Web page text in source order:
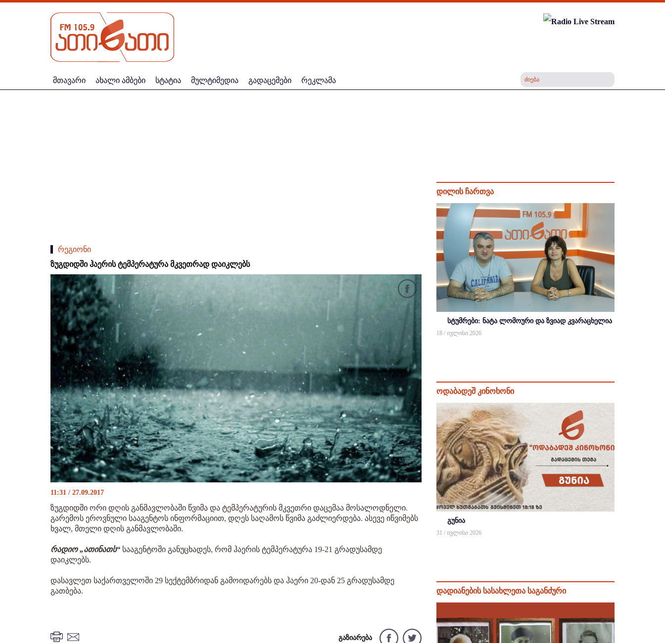
მთავარი ახალი ამბები სტატია მულტიმედია გადაცემები რეკლამა
რეგიონი
ზუგდიდში ჰაერის ტემპერატურა მკვეთრად დაიკლებს
11:31 / 27.09.2017
ზუგდიდში ორი დღის განმავლობაში წვიმა და ტემპერატურის მკვეთრი დაცემაა მოსალოდნელი.
გარემოს ეროვნული სააგენტოს ინფორმაციით, დღეს საღამოს წვიმა გაძლიერდება. ასევე იწვიმებს
ხვალ, მთელი დღის განმავლობაში.
რადიო „ათინათს“ სააგენტოში განუცხადეს, რომ ჰაერის ტემპერატურა 19-21 გრადუსამდე
დაიკლებს.
დასავლეთ საქართველოში 29 სექტემბრიდან გამოიდარებს და ჰაერი 20-დან 25 გრადუსამდე
გათბება.
გაზიარება
დილის ჩართვა
სტუმრები: ნატა ლომოური და ზვიად კვარაცხელია
18 / ივლისი 2026
ოდაბადეშ კინოხონი
გუნია
31 / ივლისი 2026
დადიანების სასახლეთა საგანძური